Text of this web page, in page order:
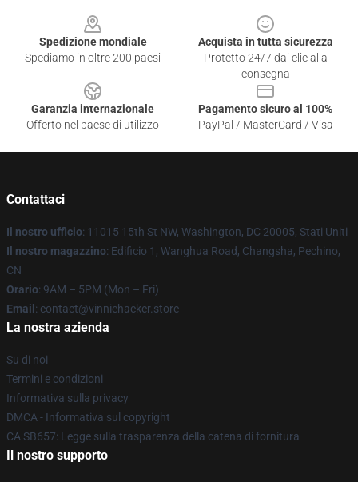
Spedizione mondiale
Spediamo in oltre 200 paesi
Acquista in tutta sicurezza
Protetto 24/7 dai clic alla
consegna
Garanzia internazionale
Offerto nel paese di utilizzo
Pagamento sicuro al 100%
PayPal / MasterCard / Visa
Contattaci
Il nostro ufficio: 11015 15th St NW, Washington, DC 20005, Stati Uniti
Il nostro magazzino: Edificio 1, Wanghua Road, Changsha, Pechino,
CN
Orario: 9AM – 5PM (Mon – Fri)
Email : contact@vinniehacker.store
La nostra azienda
Su di noi
Termini e condizioni
Informativa sulla privacy
DMCA - Informativa sul copyright
CA SB657: Legge sulla trasparenza della catena di fornitura
Il nostro supporto